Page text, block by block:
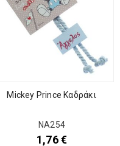
Mickey Prince Καδράκι
ΝΑ254
1,76€